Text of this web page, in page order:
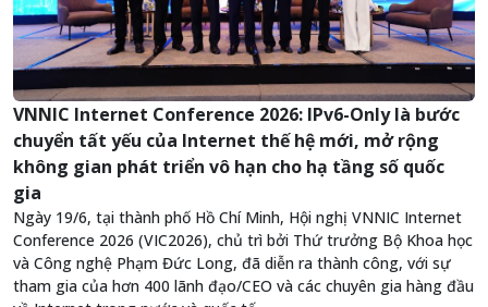
VNNIC Internet Conference 2026: IPv6-Only là bước
chuyển tất yếu của Internet thế hệ mới, mở rộng
không gian phát triển vô hạn cho hạ tầng số quốc
gia
Ngày 19/6, tại thành phố Hồ Chí Minh, Hội nghị VNNIC Internet
Conference 2026 (VIC2026), chủ trì bởi Thứ trưởng Bộ Khoa học
và Công nghệ Phạm Đức Long, đã diễn ra thành công, với sự
tham gia của hơn 400 lãnh đạo/CEO và các chuyên gia hàng đầu